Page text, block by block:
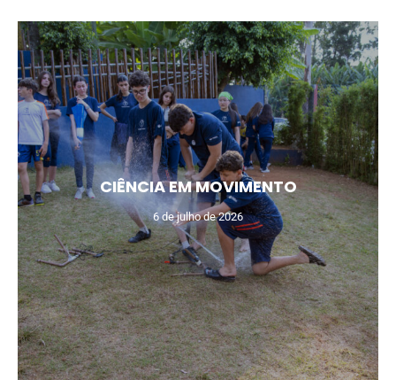
CIÊNCIA EM MOVIMENTO
6 de julho de 2026